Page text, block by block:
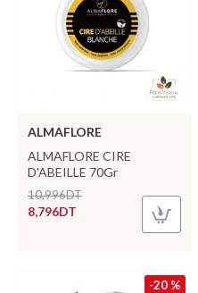
ALMAFLORE
ALMAFLORE CIRE
D'ABEILLE 70Gr
8,796DT
10,996DT
-20 %